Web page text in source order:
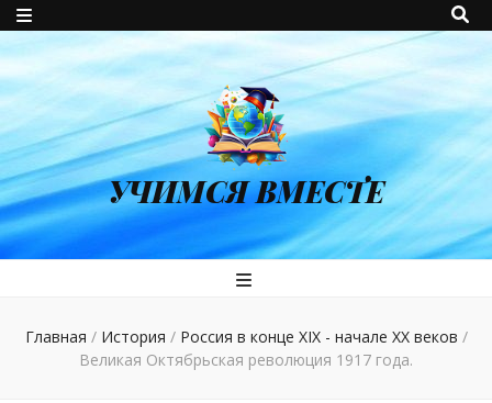
УЧИМСЯ ВМЕСТЕ
Главная / История / Россия в конце XIX - начале XX веков /
Великая Октябрьская революция 1917 года.